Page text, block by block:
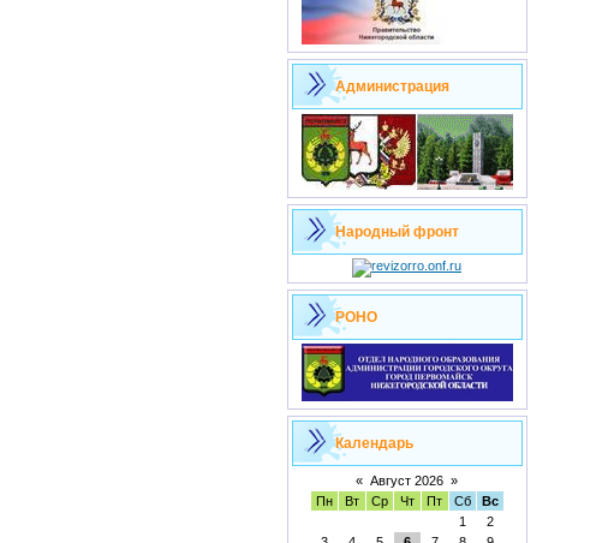
Администрация
Народный фронт
РОНО
Календарь
« Август 2026 »
Пн
Вт Ср Чт Пт Сб
Вс
1
2